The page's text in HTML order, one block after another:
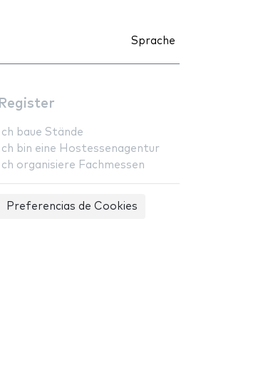
Sprache
Register
Ich baue Stände
Ich bin eine Hostessenagentur
Ich organisiere Fachmessen
Preferencias de Cookies